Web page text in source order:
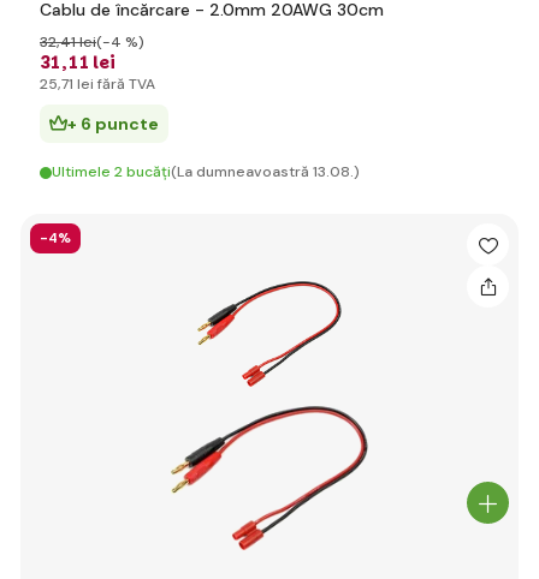
Cablu de încărcare - 2.0mm 20AWG 30cm
31,11 lei
32,41 lei(-4 %)
25,71 lei fără TVA
+ 6 puncte
Ultimele 2 bucăți(La dumneavoastră 13.08.)
-4%